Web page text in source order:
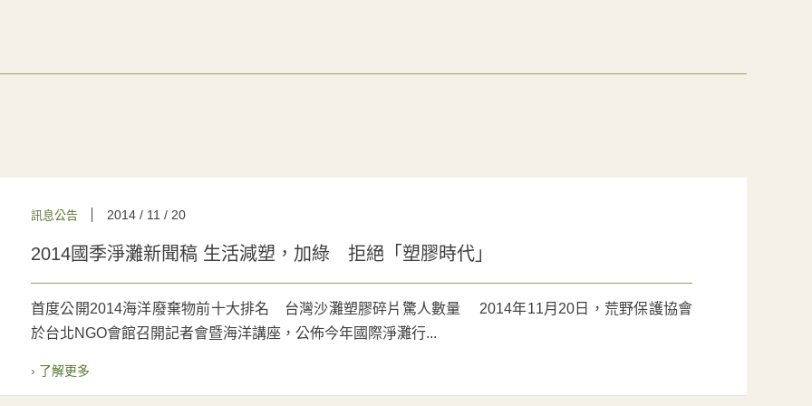
訊息公告 2014 / 11 / 20
2014國季淨灘新聞稿 生活減塑，加綠 拒絕「塑膠時代」
首度公開2014海洋廢棄物前十大排名 台灣沙灘塑膠碎片驚人數量 2014年11月20日，荒野保護協會
於台北NGO會館召開記者會暨海洋講座，公佈今年國際淨灘行...
› 了解更多